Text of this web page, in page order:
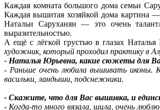
Каждая комната большого дома семьи
Каждая вышитая хозяйкой дома картина
Натальи Саруханян — это очень
выразительностью.
А ещё с лёгкой грустью в глазах
художник, который проходил практику в
- Наталья Юрьевна, какие сюжеты для
- Раньше очень любила вышивать иконы.
васильки, ландыши, подснежники.
- Скажите, что для Вас вышивка, и
- Когда-то много вязала, шила, очень